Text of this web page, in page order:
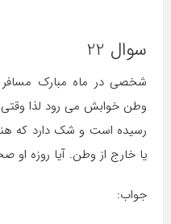
سوال 22
شخصی در ماه مبارک
وطن خوابش می رود لذا
رسیده است و شک دارد که
یا خارج از وطن. آیا روزه او
جواب: